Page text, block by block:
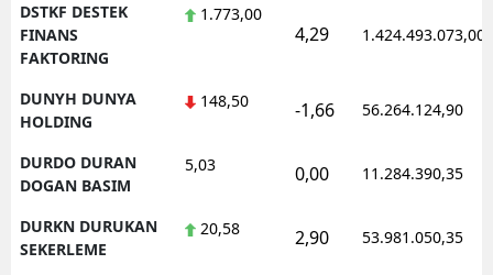
DSTKF DESTEK
FINANS
FAKTORING
1.773,00
4,29 1.424.493.073,00
DUNYH DUNYA
HOLDING
148,50 -1,66 56.264.124,90
DURDO DURAN
DOGAN BASIM
5,03 0,00 11.284.390,35
DURKN DURUKAN
SEKERLEME
20,58 2,90 53.981.050,35